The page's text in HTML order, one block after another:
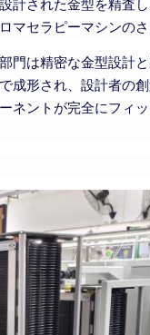
計された金型を精査
セラピーマシンの
門は精密な金型設計
成形され、設計者の
ネントが完全にフィ